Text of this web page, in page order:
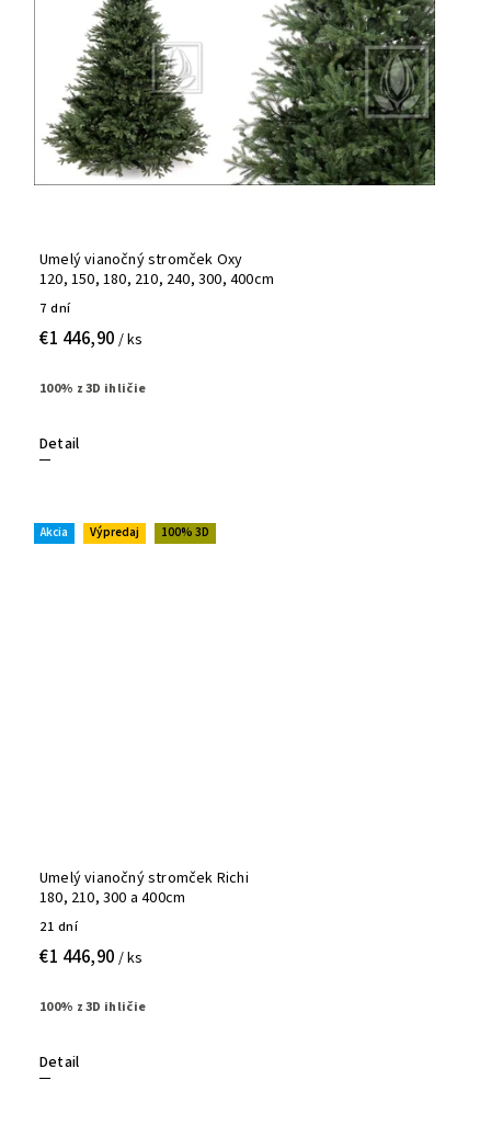
Umelý vianočný stromček Oxy
120, 150, 180, 210, 240, 300, 400cm
7 dní
€1 446,90 / ks
Detail
100% z 3D ihličie
Akcia Výpredaj 100% 3D
Umelý vianočný stromček Richi
180, 210, 300 a 400cm
21 dní
€1 446,90 / ks
Detail
100% z 3D ihličie